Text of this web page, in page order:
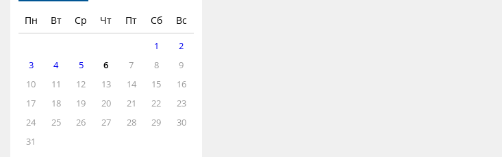
Пн Вт Ср Чт Пт Сб Вс
1
2
3
4 5 6 7 8
9
10
11 12 13 14 15
16
17
18 19 20 21 22
23
24
25 26 27 28 29
30
31